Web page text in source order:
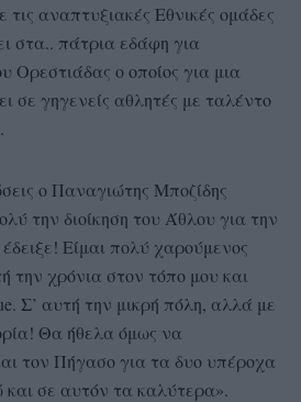
τις αναπτυξιακές Εθνικές ομάδες
στα.. πάτρια εδάφη για
Ορεστιάδας ο οποίος για μια
σε γηγενείς αθλητές με ταλέντο
ο Παναγιώτης Μποζίδης
την διοίκηση του Άθλου για την
Είμαι πολύ χαρούμενος
την χρόνια στον τόπο μου και
Σ’ αυτή την μικρή πόλη, αλλά με
Θα ήθελα όμως να
τον Πήγασο για τα δυο υπέροχα
και σε αυτόν τα καλύτερα».